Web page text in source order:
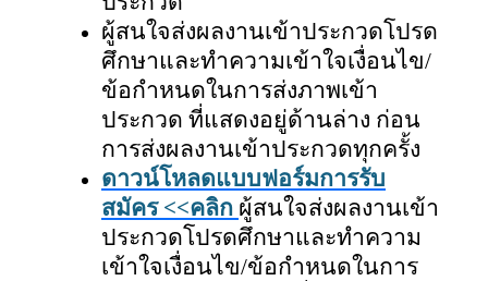
ผู้สนใจส่งผลงานเข้าประกวดโปรด
ศึกษาและทำความเข้าใจเงื่อนไข/
ข้อกำหนดในการส่งภาพเข้า
ประกวด ที่แสดงอยู่ด้านล่าง ก่อน
การส่งผลงานเข้าประกวดทุกครั้ง
ดาวน์โหลดแบบฟอร์มการรับ
สมัคร <<คลิก ผู้สนใจส่งผลงานเข้า
ประกวดโปรดศึกษาและทำความ
เข้าใจเงื่อนไข/ข้อกำหนดในการ